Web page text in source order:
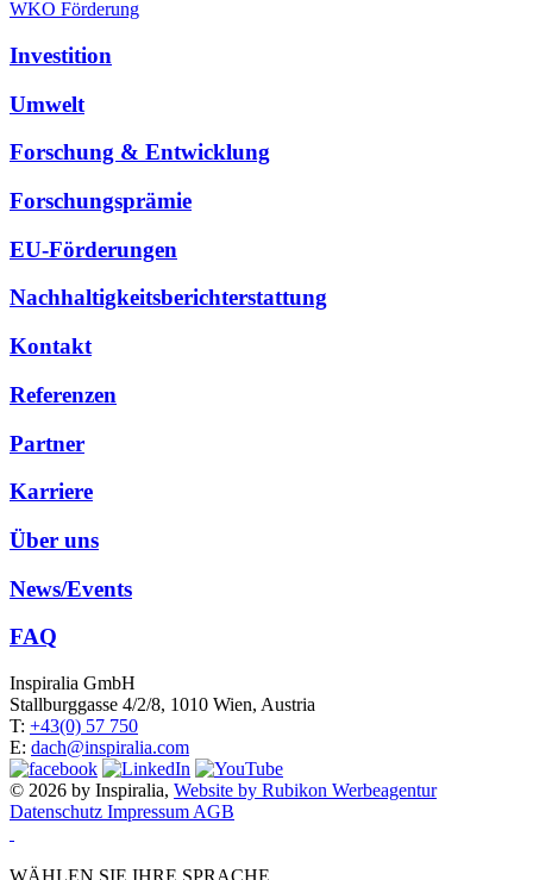
WKO Förderung
Investition
Umwelt
Forschung & Entwicklung
Forschungsprämie
EU-Förderungen
Nachhaltigkeitsberichterstattung
Kontakt
Referenzen
Partner
Karriere
Über uns
News/Events
FAQ
Inspiralia GmbH
Stallburggasse 4/2/8, 1010 Wien, Austria
T: +43(0) 57 750
E: dach@inspiralia.com
© 2026 by Inspiralia, Website by Rubikon Werbeagentur
Datenschutz Impressum AGB